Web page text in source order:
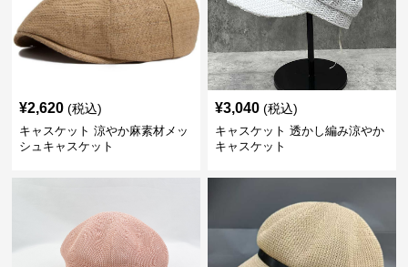
¥2,620 (税込)
キャスケット 涼やか麻素材メッ
シュキャスケット
¥3,040 (税込)
キャスケット 透かし編み涼やか
キャスケット